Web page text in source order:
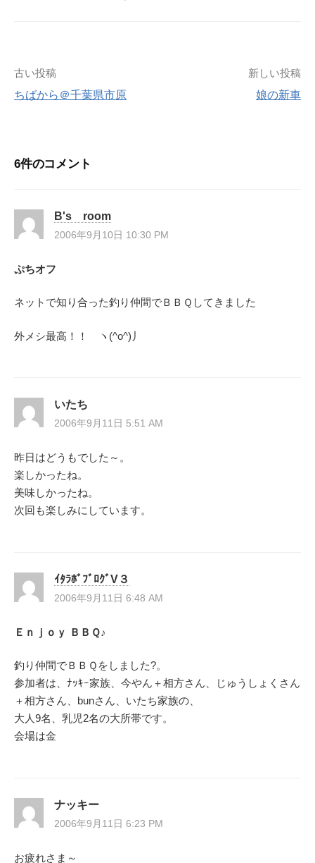
投
稿
ビ
ゲ
ー
シ
ョ
ン
古い投稿
ちばから＠千葉県市原
新しい投稿
娘の新車
6件のコメント
B's room
2006年9月10日 10:30 PM
ぷちオフ
ネットで知り合った釣り仲間でＢＢＱしてきました
外メシ最高！！ ヽ(^o^)丿
いたち
2006年9月11日 5:51 AM
昨日はどうもでした～。
楽しかったね。
美味しかったね。
次回も楽しみにしています。
ｲﾀﾗﾎﾞﾌﾞﾛｸﾞV３
2006年9月11日 6:48 AM
Ｅｎｊｏｙ ＢＢＱ♪
釣り仲間でＢＢＱをしました?。
参加者は、ﾅｯｷｰ家族、今やん＋相方さん、じゅうしょくさん
＋相方さん、bunさん、いたち家族の、
大人9名、乳児2名の大所帯です。
会場は金
ナッキー
2006年9月11日 6:23 PM
お疲れさま～